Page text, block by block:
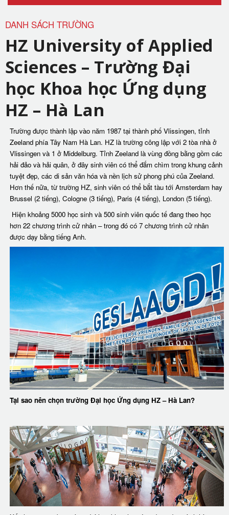
DANH SÁCH TRƯỜNG
HZ University of Applied
Sciences – Trường Đại
học Khoa học Ứng dụng
HZ – Hà Lan
Trường được thành lập vào năm 1987 tại thành phố Vlissingen, tỉnh
Zeeland phía Tây Nam Hà Lan. HZ là trường công lập với 2 tòa nhà ở
Vlissingen và 1 ở Middelburg. Tỉnh Zeeland là vùng đồng bằng gồm các
hải đảo và hải quân, ở đây sinh viên có thể đắm chìm trong khung cảnh
tuyệt đẹp, các di sản văn hóa và nền lịch sử phong phú của Zeeland.
Hơn thế nữa, từ trường HZ, sinh viên có thể bắt tàu tới Amsterdam hay
Brussel (2 tiếng), Cologne (3 tiếng), Paris (4 tiếng), London (5 tiếng).
Hiện khoảng 5000 học sinh và 500 sinh viên quốc tế đang theo học
hơn 22 chương trình cử nhân – trong đó có 7 chương trình cử nhân
được dạy bằng tiếng Anh.
Tại sao nên chọn trường Đại học Ứng dụng HZ – Hà Lan?